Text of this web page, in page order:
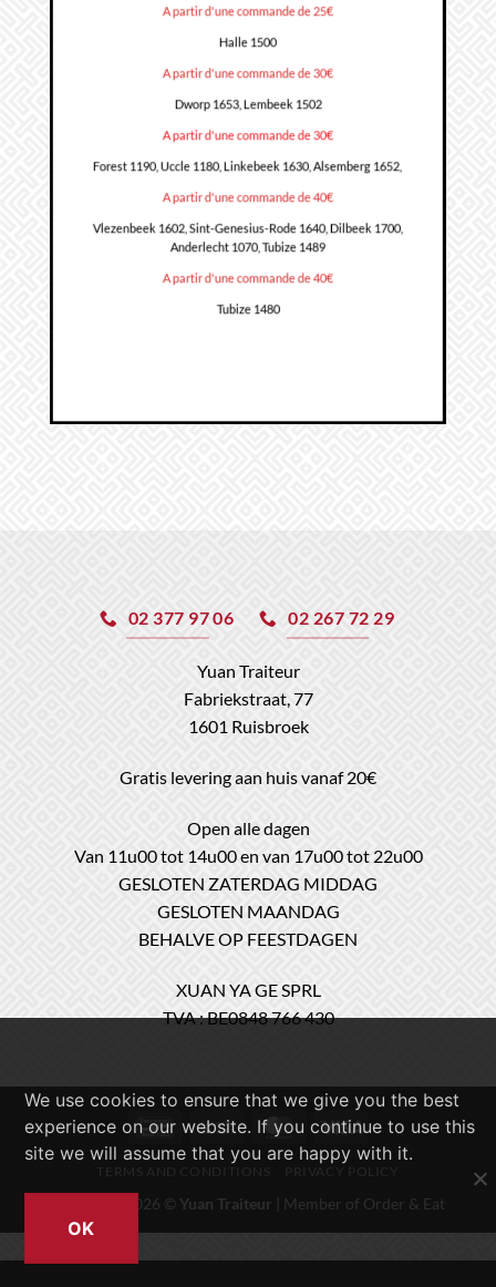
A partir d'une commande de 25€
Halle 1500
A partir d'une commande de 30€
Dworp 1653, Lembeek 1502
A partir d'une commande de 30€
Forest 1190, Uccle 1180, Linkebeek 1630, Alsemberg 1652,
A partir d'une commande de 40€
Vlezenbeek 1602, Sint-Genesius-Rode 1640, Dilbeek 1700,
Anderlecht 1070, Tubize 1489
A partir d'une commande de 40€
Tubize 1480
02 377 97 06 02 267 72 29
Yuan Traiteur
Fabriekstraat, 77
1601 Ruisbroek
Gratis levering aan huis vanaf 20€
Open alle dagen
Van 11u00 tot 14u00 en van 17u00 tot 22u00
GESLOTEN ZATERDAG MIDDAG
GESLOTEN MAANDAG
BEHALVE OP FEESTDAGEN
XUAN YA GE SPRL
TVA : BE0848 766 430
BancontactCash
On
MasterCard
Visa
Copyright 2026 © Yuan Traiteur | Member of Order & Eat
We use cookies to ensure that we give you the best
experience on our website. If you continue to use this
site we will assume that you are happy with it.
OK